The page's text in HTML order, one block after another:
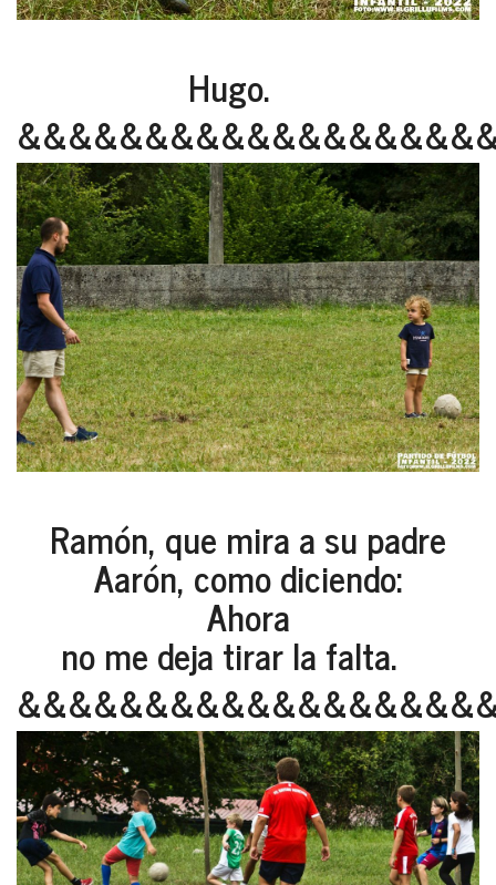
Hugo.
Ramón, que mira a su padre
Aarón, como diciendo:
Ahora
no me deja tirar la falta.